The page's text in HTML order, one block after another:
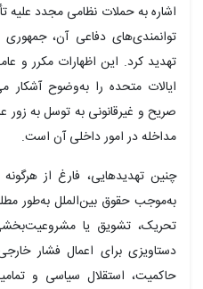
اشاره به حملات نظامی مجدد علیه
توانمندی‌های دفاعی آن، جمهوری
تهدید کرد. این اظهارات مکرر و
ایالات متحده را به‌وضوح آشکار
صریح و غیرقانونی به توسل به زور
مداخله در امور داخلی آن است.
چنین تهدیدهایی، فارغ از هرگونه
به‌موجب حقوق بین‌الملل به‌طور
تحریک، تشویق یا مشروعیت‌بخشی
دستاویزی برای اعمال فشار
حاکمیت، استقلال سیاسی و